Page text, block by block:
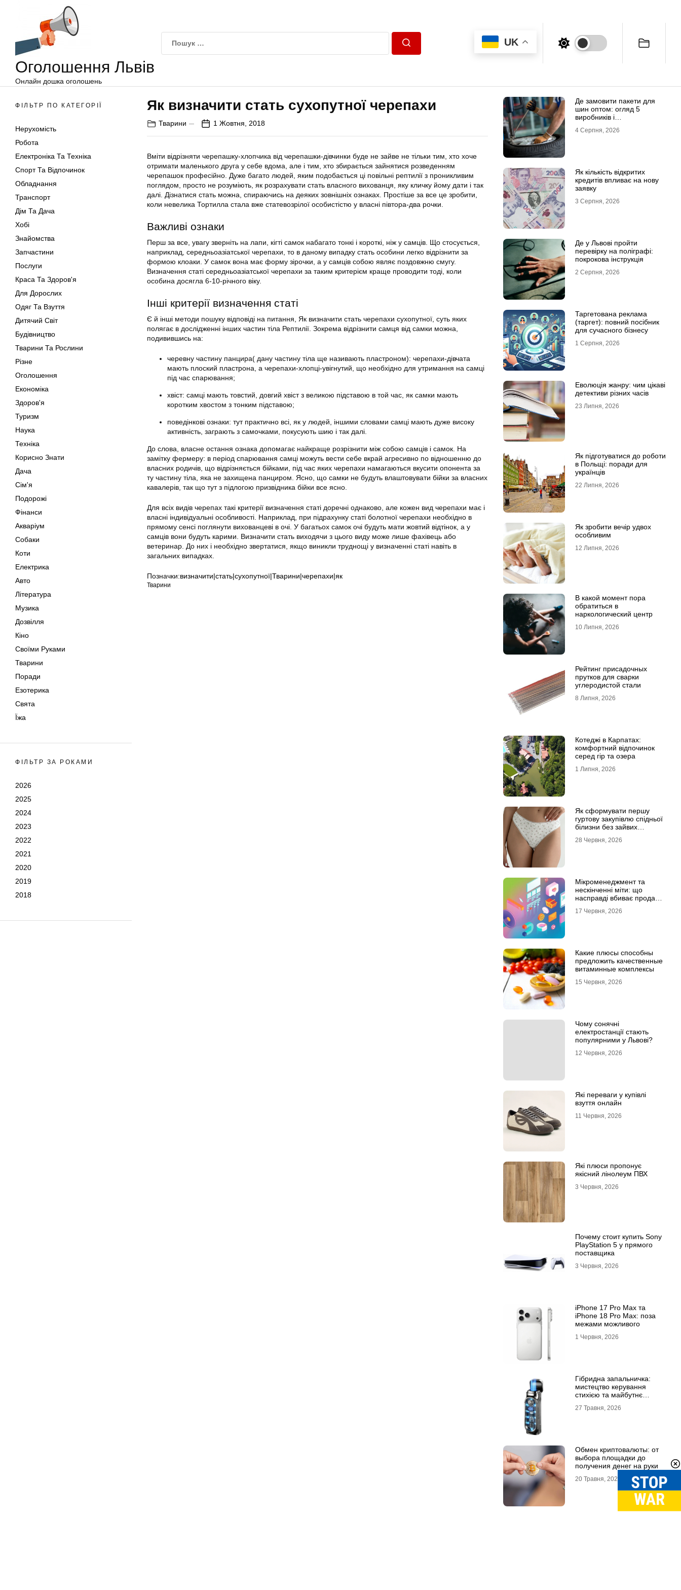
Оголошення Львів
Онлайн дошка оголошень
UK
ФІЛЬТР ПО КАТЕГОРІЇ
Нерухомість
Робота
Електроніка Та Техніка
Спорт Та Відпочинок
Обладнання
Транспорт
Дім Та Дача
Хобі
Знайомства
Запчастини
Послуги
Краса Та Здоров'я
Для Дорослих
Одяг Та Взуття
Дитячий Світ
Будівництво
Тварини Та Рослини
Різне
Оголошення
Економіка
Здоров'я
Туризм
Наука
Техніка
Корисно Знати
Дача
Сім'я
Подорожі
Фінанси
Акваріум
Собаки
Коти
Електрика
Авто
Література
Музика
Дозвілля
Кіно
Своїми Руками
Тварини
Поради
Езотерика
Свята
Їжа
ФІЛЬТР ЗА РОКАМИ
2026
2025
2024
2023
2022
2021
2020
2019
2018
Як визначити стать сухопутної черепахи
Тварини 1 Жовтня, 2018
Вміти відрізняти черепашку-хлопчика від черепашки-дівчинки буде не зайве не тільки тим, хто хоче
отримати маленького друга у себе вдома, але і тим, хто збирається зайнятися розведенням
черепашок професійно. Дуже багато людей, яким подобається ці повільні рептилії з проникливим
поглядом, просто не розуміють, як розрахувати стать власного вихованця, яку кличку йому дати і так
далі. Дізнатися стать можна, спираючись на деяких зовнішніх ознаках. Простіше за все це зробити,
коли невелика Тортилла стала вже статевозрілої особистістю у власні півтора-два рочки.
Важливі ознаки
Перш за все, увагу зверніть на лапи, кігті самок набагато тонкі і короткі, ніж у самців. Що стосується,
наприклад, середньоазіатської черепахи, то в даному випадку стать особини легко відрізнити за
формою клоаки. У самок вона має форму зірочки, а у самців собою являє поздовжню смугу.
Визначення статі середньоазіатської черепахи за таким критерієм краще проводити тоді, коли
особина досягла 6-10-річного віку.
Інші критерії визначення статі
Є й інші методи пошуку відповіді на питання, Як визначити стать черепахи сухопутної, суть яких
полягає в дослідженні інших частин тіла Рептилії. Зокрема відрізнити самця від самки можна,
подивившись на:
черевну частину панцира( дану частину тіла ще називають пластроном): черепахи-дівчата
мають плоский пластрона, а черепахи-хлопці-увігнутий, що необхідно для утримання на самці
під час спарювання;
хвіст: самці мають товстий, довгий хвіст з великою підставою в той час, як самки мають
коротким хвостом з тонким підставою;
поведінкові ознаки: тут практично всі, як у людей, іншими словами самці мають дуже високу
активність, заграють з самочками, покусують шию і так далі.
До слова, власне остання ознака допомагає найкраще розрізнити між собою самців і самок. На
замітку фермеру: в період спарювання самці можуть вести себе вкрай агресивно по відношенню до
власних родичів, що відрізняється бійками, під час яких черепахи намагаються вкусити опонента за
ту частину тіла, яка не захищена панциром. Ясно, що самки не будуть влаштовувати бійки за власних
кавалерів, так що тут з підлогою призвідника бійки все ясно.
Для всіх видів черепах такі критерії визначення статі доречні однаково, але кожен вид черепахи має і
власні індивідуальні особливості. Наприклад, при підрахунку статі болотної черепахи необхідно в
прямому сенсі поглянути вихованцеві в очі. У багатьох самок очі будуть мати жовтий відтінок, а у
самців вони будуть карими. Визначити стать виходячи з цього виду може лише фахівець або
ветеринар. До них і необхідно звертатися, якщо виникли труднощі у визначенні статі навіть в
загальних випадках.
Позначки:визначити|стать|сухопутної|Тварини|черепахи|як
Тварини
Де замовити пакети для
шин оптом: огляд 5
виробників і
4 Серпня, 2026
Як кількість відкритих
кредитів впливає на нову
заявку
3 Серпня, 2026
Де у Львові пройти
перевірку на поліграфі:
покрокова інструкція
2 Серпня, 2026
Таргетована реклама
(таргет): повний посібник
для сучасного бізнесу
1 Серпня, 2026
Еволюція жанру: чим цікаві
детективи різних часів
23 Липня, 2026
Як підготуватися до роботи
в Польщі: поради для
українців
22 Липня, 2026
Як зробити вечір удвох
особливим
12 Липня, 2026
В какой момент пора
обратиться в
наркологический центр
10 Липня, 2026
Рейтинг присадочных
прутков для сварки
углеродистой стали
8 Липня, 2026
Котеджі в Карпатах:
комфортний відпочинок
серед гір та озера
1 Липня, 2026
Як сформувати першу
гуртову закупівлю спідньої
білизни без зайвих
28 Червня, 2026
Мікроменеджмент та
нескінченні міти: що
насправді вбиває продажі
17 Червня, 2026
Какие плюсы способны
предложить качественные
витаминные комплексы
15 Червня, 2026
Чому сонячні
електростанції стають
популярними у Львові?
12 Червня, 2026
Які переваги у купівлі
взуття онлайн
11 Червня, 2026
Які плюси пропонує
якісний лінолеум ПВХ
3 Червня, 2026
Почему стоит купить Sony
PlayStation 5 у прямого
поставщика
3 Червня, 2026
iPhone 17 Pro Max та
iPhone 18 Pro Max: поза
межами можливого
1 Червня, 2026
Гібридна запальничка:
мистецтво керування
стихією та майбутнє
27 Травня, 2026
Обмен криптовалюты: от
выбора площадки до
получения денег на руки
20 Травня, 2026